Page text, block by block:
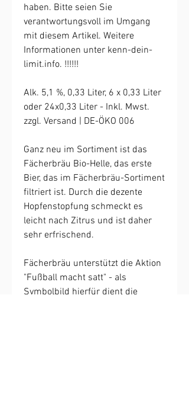
haben. Bitte seien Sie
verantwortungsvoll im Umgang
mit diesem Artikel. Weitere
Informationen unter kenn-dein-
limit.info. !!!!!!
Alk. 5,1 %, 0,33 Liter, 6 x 0,33 Liter
oder 24x0,33 Liter - Inkl. Mwst.
zzgl. Versand | DE-ÖKO 006
Ganz neu im Sortiment ist das
Fächerbräu Bio-Helle, das erste
Bier, das im Fächerbräu-Sortiment
filtriert ist. Durch die dezente
Hopfenstopfung schmeckt es
leicht nach Zitrus und ist daher
sehr erfrischend.
Fächerbräu unterstützt die Aktion
"Fußball macht satt" - als
Symbolbild hierfür dient die